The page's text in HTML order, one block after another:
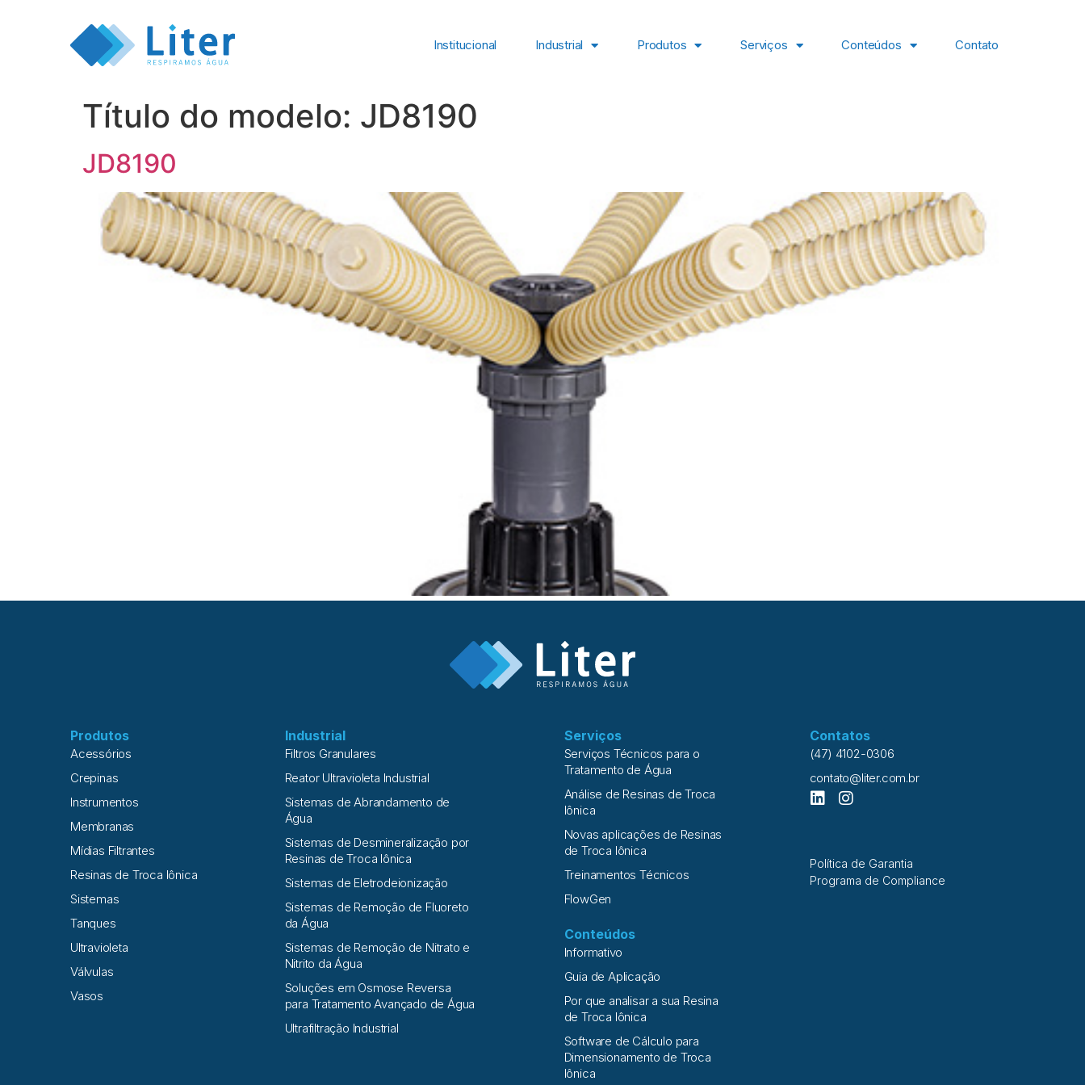
Institucional Industrial Produtos Serviços Conteúdos Contato
Título do modelo: JD8190
JD8190
Produtos
Acessórios
Crepinas
Instrumentos
Membranas
Mídias Filtrantes
Resinas de Troca Iônica
Sistemas
Tanques
Ultravioleta
Válvulas
Vasos
Industrial
Filtros Granulares
Reator Ultravioleta Industrial
Sistemas de Abrandamento de
Água
Sistemas de Desmineralização por
Resinas de Troca Iônica
Sistemas de Eletrodeionização
Sistemas de Remoção de Fluoreto
da Água
Sistemas de Remoção de Nitrato e
Nitrito da Água
Soluções em Osmose Reversa
para Tratamento Avançado de Água
Ultrafiltração Industrial
Serviços
Serviços Técnicos para o
Tratamento de Água
Análise de Resinas de Troca
Iônica
Novas aplicações de Resinas
de Troca Iônica
Treinamentos Técnicos
FlowGen
Conteúdos
Informativo
Guia de Aplicação
Por que analisar a sua Resina
de Troca Iônica
Software de Cálculo para
Dimensionamento de Troca
Iônica
Contatos
(47) 4102-0306
contato@liter.com.br
Política de Garantia
Programa de Compliance